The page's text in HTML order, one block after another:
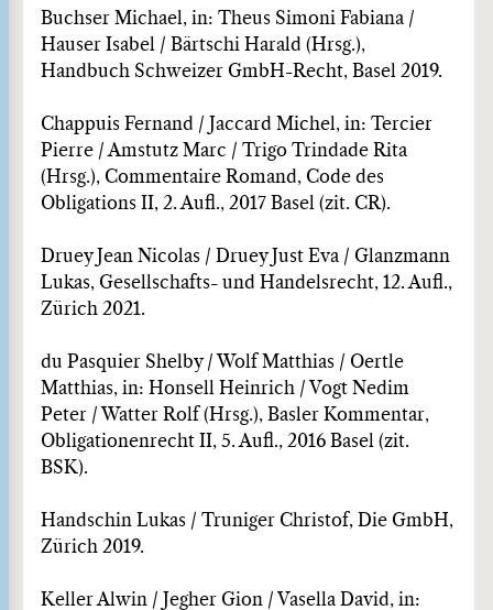
Buchser Michael, in: Theus Simoni Fabiana /
Hauser Isabel / Bärtschi Harald (Hrsg.),
Handbuch Schweizer GmbH-Recht, Basel 2019.
Chappuis Fernand / Jaccard Michel, in: Tercier
Pierre / Amstutz Marc / Trigo Trindade Rita
(Hrsg.), Commentaire Romand, Code des
Obligations II, 2. Aufl., 2017 Basel (zit. CR).
Druey Jean Nicolas / Druey Just Eva / Glanzmann
Lukas, Gesellschafts- und Handelsrecht, 12. Aufl.,
Zürich 2021.
du Pasquier Shelby / Wolf Matthias / Oertle
Matthias, in: Honsell Heinrich / Vogt Nedim
Peter / Watter Rolf (Hrsg.), Basler Kommentar,
Obligationenrecht II, 5. Aufl., 2016 Basel (zit.
BSK).
Handschin Lukas / Truniger Christof, Die GmbH,
Zürich 2019.
Keller Alwin / Jegher Gion / Vasella David, in: